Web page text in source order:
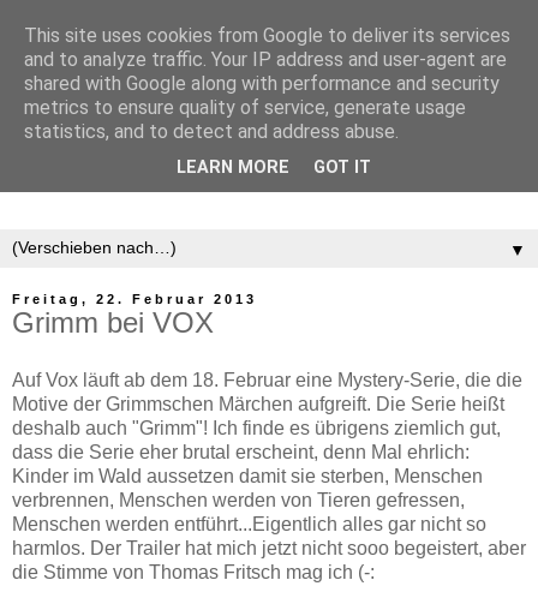
▼
Freitag, 22. Februar 2013
Grimm bei VOX
Auf Vox läuft ab dem 18. Februar eine Mystery-Serie, die die
Motive der Grimmschen Märchen aufgreift. Die Serie heißt
deshalb auch "Grimm"! Ich finde es übrigens ziemlich gut,
dass die Serie eher brutal erscheint, denn Mal ehrlich:
Kinder im Wald aussetzen damit sie sterben, Menschen
verbrennen, Menschen werden von Tieren gefressen,
Menschen werden entführt...Eigentlich alles gar nicht so
harmlos. Der Trailer hat mich jetzt nicht sooo begeistert, aber
die Stimme von Thomas Fritsch mag ich (-:
This site uses cookies from Google to deliver its services
and to analyze traffic. Your IP address and user-agent are
shared with Google along with performance and security
metrics to ensure quality of service, generate usage
statistics, and to detect and address abuse.
LEARN MORE GOT IT